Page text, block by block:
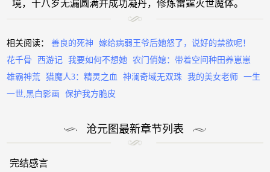
境，十八岁无漏圆满并成功凝丹，修炼雷霆灭世魔体。
相关阅读：善良的死神
嫁给病弱王爷后她怒了，说好的禁欲呢！
花千骨
西游记 我要如何不想她
农门俏媳：带着空间种田养崽崽
雄霸神荒
猎魔人3：精灵之血 神澜奇域无双珠 我的美女老师
一生
一世,黑白影画
保护我方脆皮
沧元图最新章节列表
完结感言